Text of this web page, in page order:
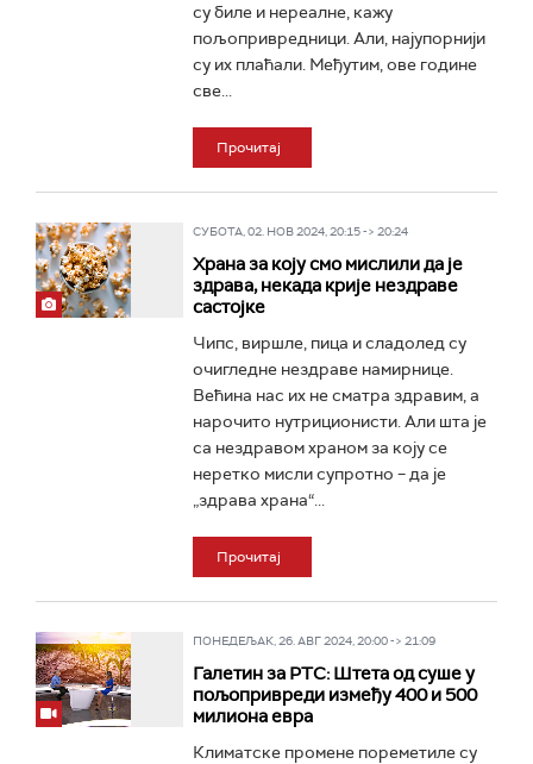
су биле и нереалне, кажу
пољопривредници. Али, најупорнији
су их плаћали. Међутим, ове године
све...
Прочитај
СУБОТА, 02. НОВ 2024, 20:15 -> 20:24
Храна за коју смо мислили да је
здрава, некада крије нездраве
састојке
Чипс, виршле, пица и сладолед су
очигледне нездраве намирнице.
Већина нас их не сматра здравим, а
нарочито нутриционисти. Али шта је
са нездравом храном за коју се
неретко мисли супротно – да је
„здрава храна“...
Прочитај
ПОНЕДЕЉАК, 26. АВГ 2024, 20:00 -> 21:09
Галетин за РТС: Штета од суше у
пољопривреди између 400 и 500
милиона евра
Климатске промене пореметиле су